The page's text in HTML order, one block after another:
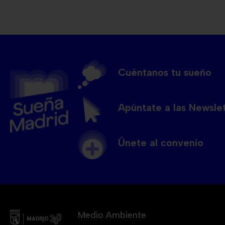
Cuéntanos tu sueño
Apúntate a las
Únete al convenio
Medio Ambiente